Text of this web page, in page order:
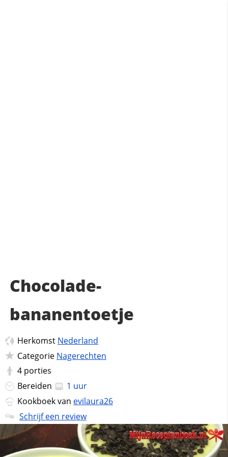
Chocolade-
bananentoetje
Herkomst Nederland
Categorie Nagerechten
4 porties
Bereiden
1 uur
Kookboek van evilaura26
Schrijf een review